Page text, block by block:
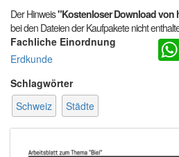
Der Hinweis"Kostenloser Download von
bei den Dateien der Kaufpakete nicht
Fachliche Einordnung
Erdkunde
Schlagwörter
Schweiz
Städte